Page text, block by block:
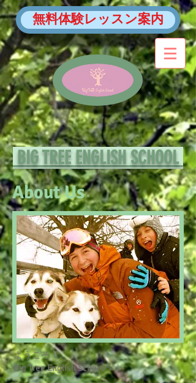
無料体験レッスン案内
BIG TREE ENGLISH SCHOOL
About Us
ようこそ！
Big Tree English Schoolへ☆